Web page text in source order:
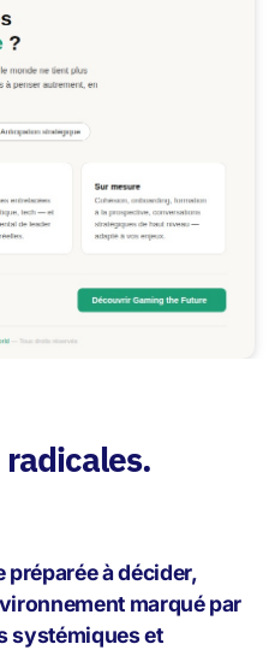
à décider,
marqué par
systémiques et